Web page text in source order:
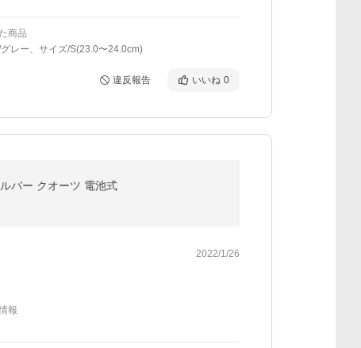
商品
レー、サイズ/S(23.0〜24.0cm)
違反報告 いいね 0
バー クオーツ 電池式
2022/1/26
報